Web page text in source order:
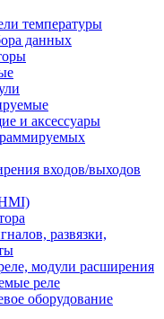
температуры
данных
и аксессуары
входов/выходов
развязки,
модули расширения
реле
оборудование